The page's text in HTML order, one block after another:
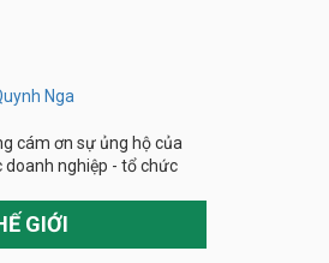
cám ơn sự ủng hộ của
doanh nghiệp - tổ chức
GIỚI